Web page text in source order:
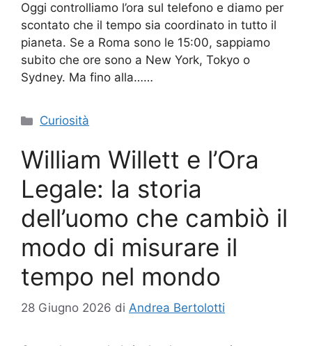
Oggi controlliamo l’ora sul telefono e diamo per
scontato che il tempo sia coordinato in tutto il
pianeta. Se a Roma sono le 15:00, sappiamo
subito che ore sono a New York, Tokyo o
Sydney. Ma fino alla……
Categorie
Curiosità
William Willett e l’Ora
Legale: la storia
dell’uomo che cambiò il
modo di misurare il
tempo nel mondo
28 Giugno 2026 di Andrea Bertolotti